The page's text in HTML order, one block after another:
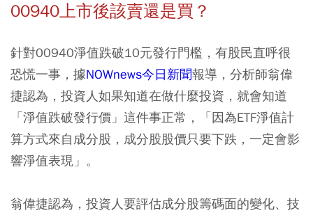
00940上市後該賣還是買？
針對00940淨值跌破10元發行門檻，有股民直呼很
恐慌一事，據NOWnews今日新聞報導，分析師翁偉
捷認為，投資人如果知道在做什麼投資，就會知道
「淨值跌破發行價」這件事正常，「因為ETF淨值計
算方式來自成分股，成分股股價只要下跌，一定會影
響淨值表現」。
翁偉捷認為， 投資人要評估成分股籌碼面的變化、技